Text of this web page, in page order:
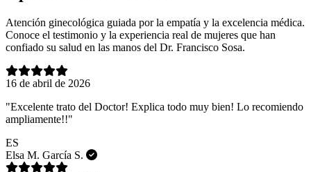
Atención ginecológica guiada por la empatía y la excelencia médica.
Conoce el testimonio y la experiencia real de mujeres que han
confiado su salud en las manos del Dr. Francisco Sosa.
16 de abril de 2026
"Excelente trato del Doctor! Explica todo muy bien! Lo recomiendo
ampliamente!!"
ES
Elsa M. García S.